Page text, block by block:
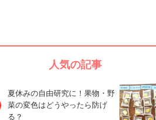
人気の記事
夏休みの自由研究に！果物・野
菜の変色はどうやったら防げ
る？